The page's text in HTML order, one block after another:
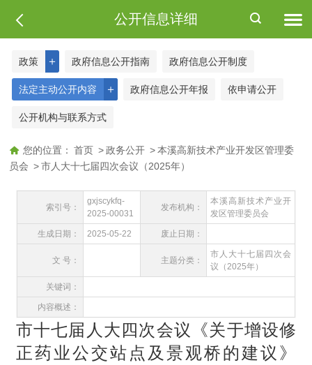
公开信息详细
＋
政策 政府信息公开指南 政府信息公开制度
＋
法定主动公开内容 政府信息公开年报 依申请公开
公开机构与联系方式
您的位置： 首页 > 政务公开 > 本溪高新技术产业开发区管理委
员会 > 市人大十七届四次会议（2025年）
索引号：
gxjscykfq-
2025-00031
发布机构：
本溪高新技术产业开
发区管理委员会
生成日期： 2025-05-22 废止日期：
文 号： 主题分类：
市人大十七届四次会
议（2025年）
关键词：
内容概述：
市十七届人大四次会议《关于增设修
正药业公交站点及景观桥的建议》